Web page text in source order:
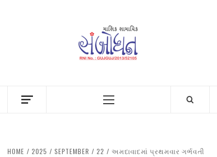
Primary
HOME 2025 SEPTEMBER 22
અમદાવાદમાં પ્રથમવાર ગર્ભવતી